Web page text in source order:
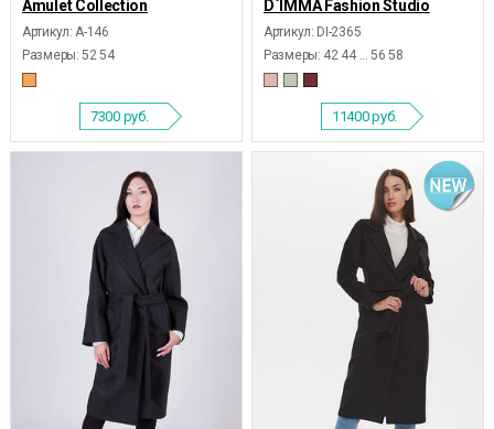
Amulet Collection
Артикул: А-146
Размеры: 52 54
7300 руб.
D`IMMA Fashion Studio
Артикул: DI-2365
Размеры: 42 44 ... 56 58
11400руб.